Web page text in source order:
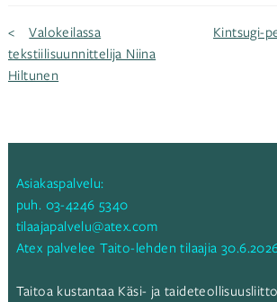
Artikkelien
selaus
Valokeilassa
tekstiilisuunnittelija Niina
Hiltunen
Kintsugi-
Asiakaspalvelu:
puh. 03-4246 5340
tilaajapalvelu@atex.com
Atex palvelee Taito-lehden tilaajia
Taitoa kustantaa Käsi- ja